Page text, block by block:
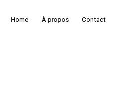
Home À propos Contact